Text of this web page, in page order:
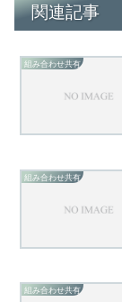
関連記事
組み合わせ共有
組み合わせ共有
組み合わせ共有